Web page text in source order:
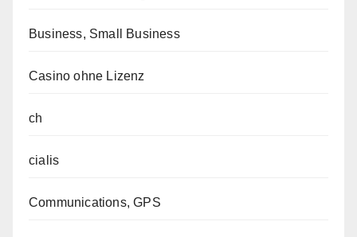
Business, Small Business
Casino ohne Lizenz
ch
cialis
Communications, GPS